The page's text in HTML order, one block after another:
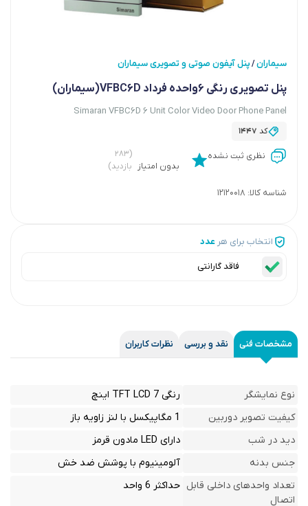
سیماران/پنل آیفون صوتی و تصویری سیماران
پنل تصویری رنگی 6واحده فرداد VFBC6D(سیماران)
Simaran VFBC6D 6 Unit Color Video Door Phone Panel
کد 1447
نظری ثبت نشده
بدون امتیاز
(۲۸۳
بازدید)
شناسه کالا: 12120018
انتخاب برای هر عدد
فاقد گارانتی
مشخصات فنی نقد و بررسی نظرات کاربران
نوع نمایشگر
رنگی TFT LCD 7 اینچ
کیفیت تصویر دوربین
1 مگاپیکسل با لنز زاویه باز
دید در شب
دارای LED مادون قرمز
جنس بدنه
آلومینیوم با پوشش ضد خش
تعداد واحدهای داخلی قابل
اتصال
حداکثر 6 واحد